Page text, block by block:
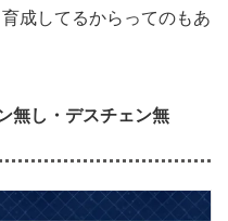
成してるからってのもあ
無し・デスチェン無